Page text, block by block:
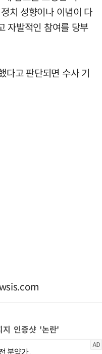
치 성향이나 이념이 다
자발적인 참여를 당부
다고 판단되면 수사 기
지 인증샷 '논란'